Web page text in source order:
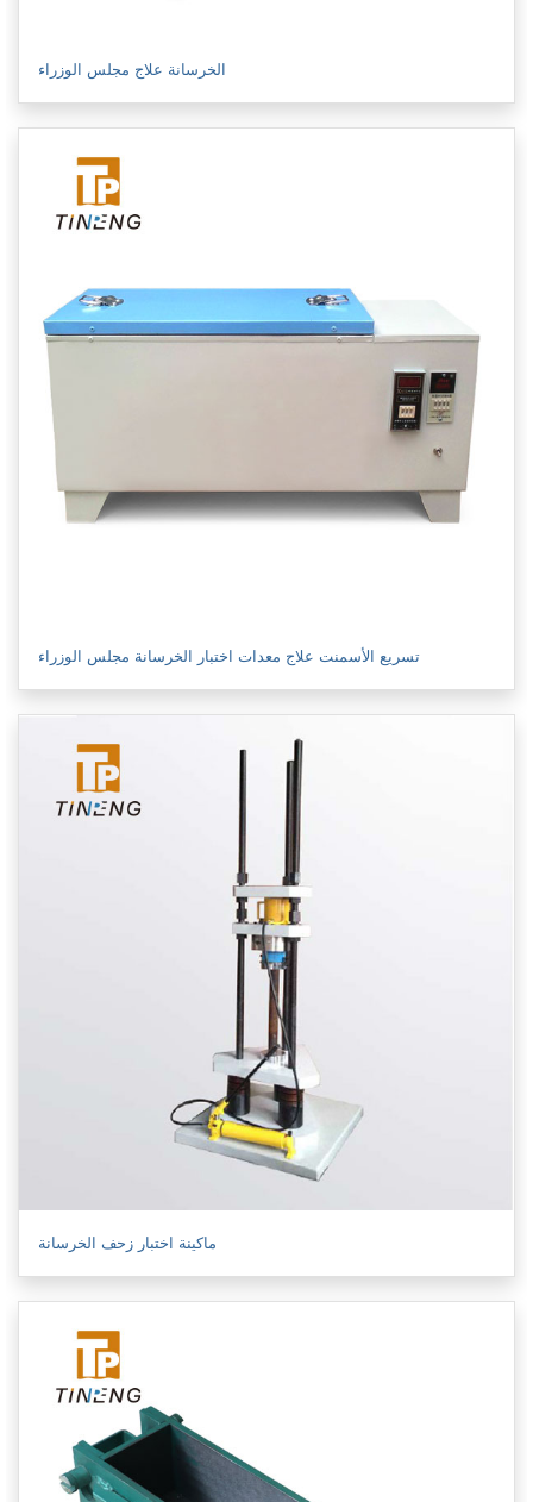
الخرسانة علاج مجلس الوزراء
تسريع الأسمنت علاج معدات اختبار الخرسانة مجلس الوزراء
ماكينة اختبار زحف الخرسانة